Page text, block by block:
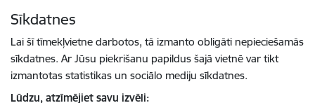
Sīkdatnes
Lai šī tīmekļvietne darbotos, tā izmanto obligāti nepieciešamās
sīkdatnes. Ar Jūsu piekrišanu papildus šajā vietnē var tikt
izmantotas statistikas un sociālo mediju sīkdatnes.
Lūdzu, atzīmējiet savu izvēli: